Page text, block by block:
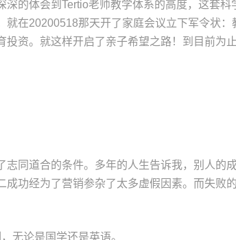
深的体会到Tertio老师教学体系的高度，这套科
就在20200518那天开了家庭会议立下军令状：
投资。就这样开启了亲子希望之路！到目前为
志同道合的条件。多年的人生告诉我，别人的
成功经为了营销参杂了太多虚假因素。而失败
无论是国学还是英语。